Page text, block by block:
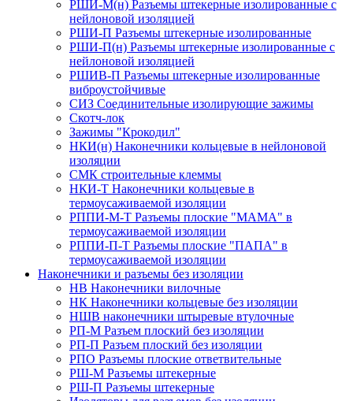
РШИ-М(н) Разъемы штекерные изолированные с
нейлоновой изоляцией
РШИ-П Разъемы штекерные изолированные
РШИ-П(н) Разъемы штекерные изолированные с
нейлоновой изоляцией
РШИВ-П Разъемы штекерные изолированные
виброустойчивые
СИЗ Соединительные изолирующие зажимы
Скотч-лок
Зажимы "Крокодил"
НКИ(н) Наконечники кольцевые в нейлоновой
изоляции
СМК строительные клеммы
НКИ-Т Наконечники кольцевые в
термоусаживаемой изоляции
РППИ-М-Т Разъемы плоские "МАМА" в
термоусаживаемой изоляции
РППИ-П-Т Разъемы плоские "ПАПА" в
термоусаживаемой изоляции
Наконечники и разъемы без изоляции
НВ Наконечники вилочные
НК Наконечники кольцевые без изоляции
НШВ наконечники штыревые втулочные
РП-М Разъем плоский без изоляции
РП-П Разъем плоский без изоляции
РПО Разъемы плоские ответвительные
РШ-М Разъемы штекерные
РШ-П Разъемы штекерные